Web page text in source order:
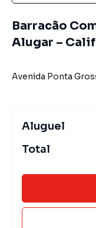
Barracão
Alugar –
Avenida Ponta
Aluguel
Total